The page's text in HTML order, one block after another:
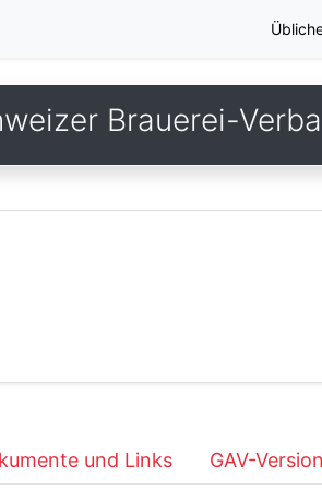
Brauerei-
und Links GAV-